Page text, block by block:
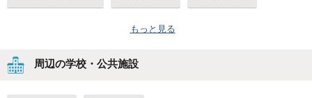
もっと見る
周辺の学校・公共施設